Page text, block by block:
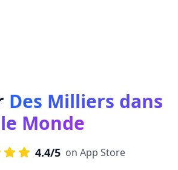
Des Milliers dans
le Monde
4.4/5 on App Store